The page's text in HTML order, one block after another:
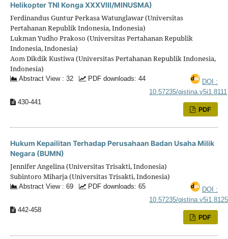
Helikopter TNI Konga XXXVIII/MINUSMA)
Ferdinandus Guntur Perkasa Watunglawar (Universitas
Pertahanan Republik Indonesia, Indonesia)
Lukman Yudho Prakoso (Universitas Pertahanan Republik
Indonesia, Indonesia)
Aom Dikdik Kustiwa (Universitas Pertahanan Republik Indonesia,
Indonesia)
Abstract View : 32 PDF downloads: 44
DOI :
10.57235/qistina.v5i1.8111
430-441
PDF
Hukum Kepailitan Terhadap Perusahaan Badan Usaha Milik
Negara (BUMN)
Jennifer Angelina (Universitas Trisakti, Indonesia)
Subintoro Miharja (Universitas Trisakti, Indonesia)
Abstract View : 69 PDF downloads: 65
DOI :
10.57235/qistina.v5i1.8125
442-458
PDF